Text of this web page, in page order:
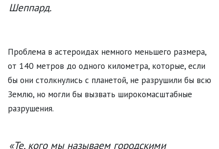
Шеппард.
Проблема в астероидах немного меньшего размера,
от 140 метров до одного километра, которые, если
бы они столкнулись с планетой, не разрушили бы всю
Землю, но могли бы вызвать широкомасштабные
разрушения.
«Те, кого мы называем городскими